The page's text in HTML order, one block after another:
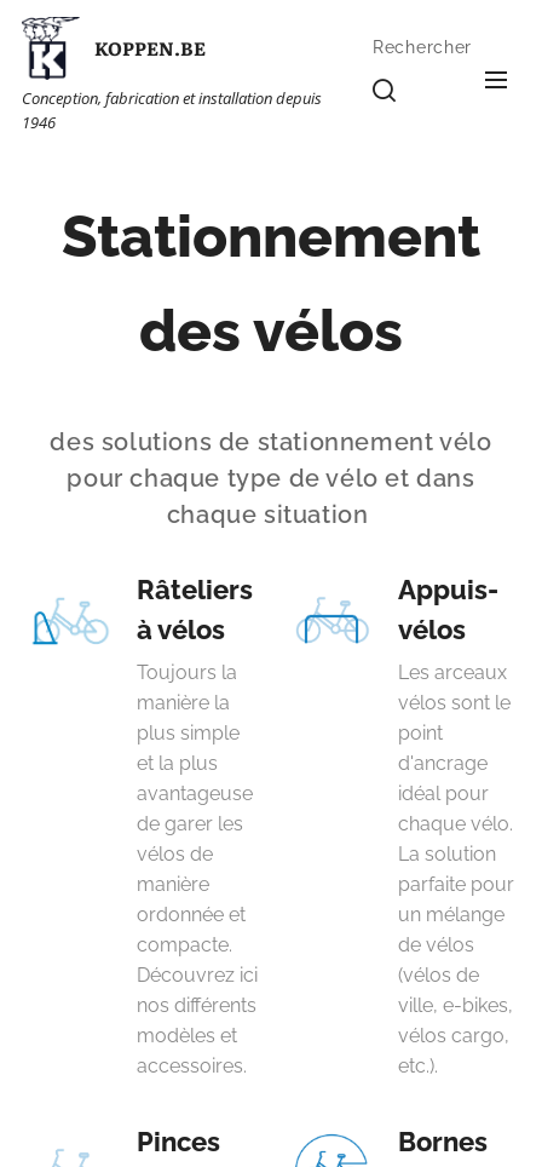
KOPPEN.BE
Conception, fabrication et installation depuis
1946
Rechercher
Stationnement
des vélos
des solutions de stationnement vélo
pour chaque type de vélo et dans
chaque situation
Râteliers
à vélos
Toujours la
manière la
plus simple
et la plus
avantageuse
de garer les
vélos de
manière
ordonnée et
compacte.
Découvrez ici
nos différents
modèles et
accessoires.
Appuis-
vélos
Les arceaux
vélos sont le
point
d'ancrage
idéal pour
chaque vélo.
La solution
parfaite pour
un mélange
de vélos
(vélos de
ville, e-bikes,
vélos cargo,
etc.).
Pinces
Bornes